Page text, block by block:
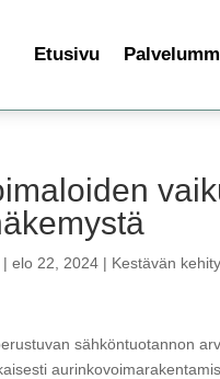
Etusivu
|elo 22, 2024 | Kestävän
sähköntuotannon